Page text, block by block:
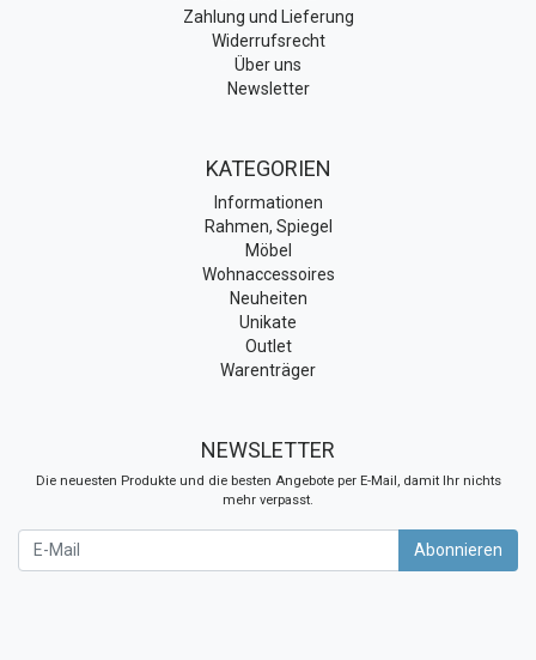
Zahlung und Lieferung
Widerrufsrecht
Über uns
Newsletter
KATEGORIEN
Informationen
Rahmen, Spiegel
Möbel
Wohnaccessoires
Neuheiten
Unikate
Outlet
Warenträger
NEWSLETTER
Die neuesten Produkte und die besten Angebote per E-Mail, damit Ihr nichts
mehr verpasst.
Abonnieren